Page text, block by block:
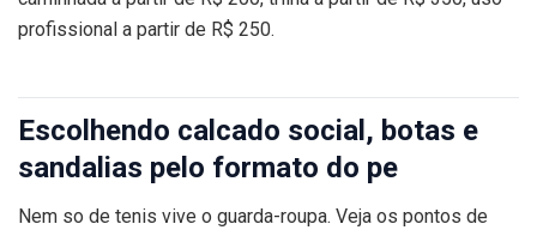
profissional a partir de R$ 250.
Escolhendo calcado social, botas e
sandalias pelo formato do pe
Nem so de tenis vive o guarda-roupa. Veja os pontos de